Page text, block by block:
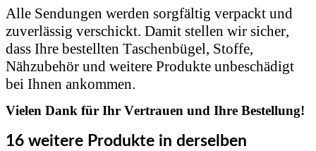
Alle Sendungen werden sorgfältig verpackt und
zuverlässig verschickt. Damit stellen wir sicher,
dass Ihre bestellten Taschenbügel, Stoffe,
Nähzubehör und weitere Produkte unbeschädigt
bei Ihnen ankommen.
Vielen Dank für Ihr Vertrauen und Ihre Bestellung!
16 weitere Produkte in derselben